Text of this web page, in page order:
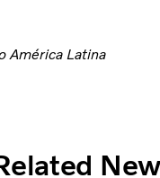
América Latina